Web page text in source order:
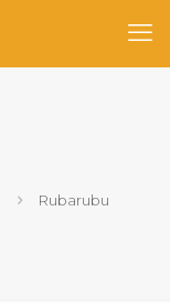
Rubarubu